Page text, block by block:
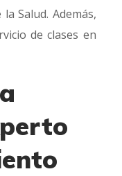
Salud. Además,
de clases en